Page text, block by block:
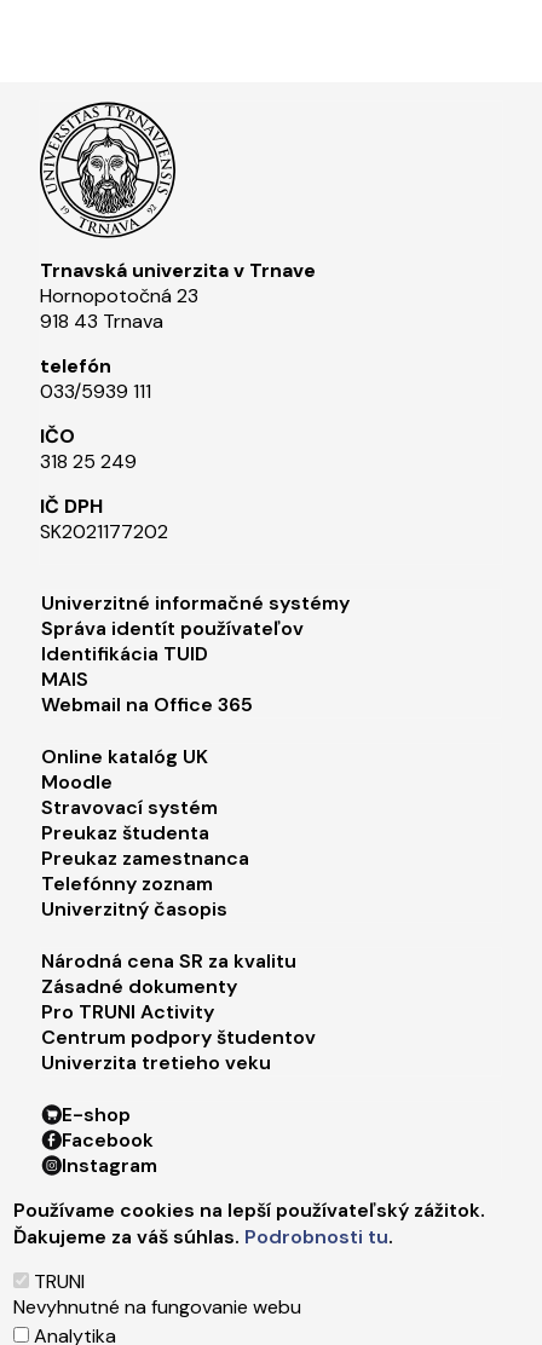
Trnavská univerzita v Trnave
Hornopotočná 23
918 43 Trnava
telefón
033/5939 111​
IČO
318 25 249
IČ DPH
SK2021177202​
Footer menu 1
Univerzitné informačné systémy
Správa identít používateľov
Identifikácia TUID
MAIS
Webmail na Office 365
Footer menu 2
Online katalóg UK
Moodle
Stravovací systém
Preukaz študenta
Preukaz zamestnanca
Telefónny zoznam
Univerzitný časopis
Footer menu 3
Národná cena SR za kvalitu
Zásadné dokumenty
Pro TRUNI Activity
Centrum podpory študentov
Univerzita tretieho veku
Footer menu 4
E-shop
Facebook
Instagram
LinkedIn
Youtube
TikTok
Používame cookies na lepší používateľský zážitok.
Ďakujeme za váš súhlas. Podrobnosti tu.
TRUNI
Nevyhnutné na fungovanie webu
Analytika